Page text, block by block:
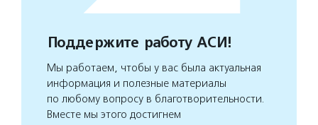
Поддержите работу АСИ!
Мы работаем, чтобы у вас была актуальная
информация и полезные материалы
по любому вопросу в благотворительности.
Вместе мы этого достигнем